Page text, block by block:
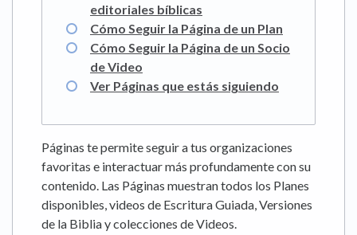
editoriales bíblicas
Cómo Seguir la Página de un Plan
Cómo Seguir la Página de un Socio
de Video
Ver Páginas que estás siguiendo
Páginas te permite seguir a tus organizaciones
favoritas e interactuar más profundamente con su
contenido. Las Páginas muestran todos los Planes
disponibles, videos de Escritura Guiada, Versiones
de la Biblia y colecciones de Videos.